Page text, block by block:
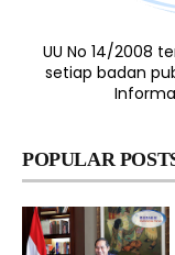
UU No 14/2008
setiap badan
POPULAR